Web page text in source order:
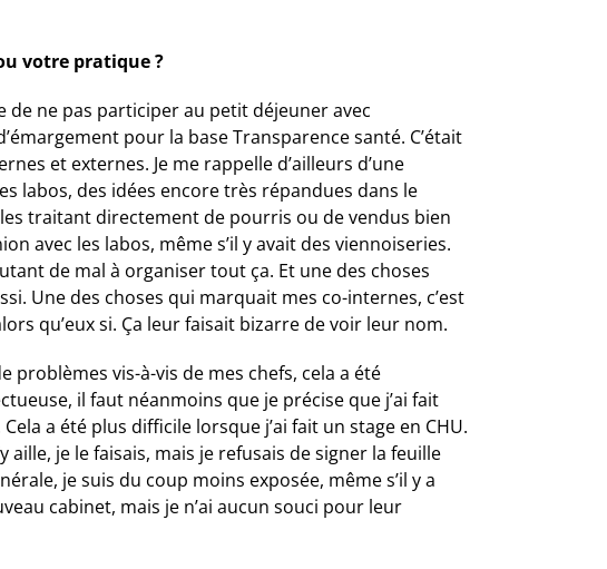
votre pratique ?
de ne pas participer au petit déjeuner avec
pour la base Transparence santé. C’était
et externes. Je me rappelle d’ailleurs d’une
labos, des idées encore très répandues dans le
traitant directement de pourris ou de vendus bien
avec les labos, même s’il y avait des viennoiseries.
de mal à organiser tout ça. Et une des choses
Une des choses qui marquait mes co-internes, c’est
qu’eux si. Ça leur faisait bizarre de voir leur nom.
problèmes vis-à-vis de mes chefs, cela a été
il faut néanmoins que je précise que j’ai fait
a été plus difficile lorsque j’ai fait un stage en CHU.
je le faisais, mais je refusais de signer la feuille
je suis du coup moins exposée, même s’il y a
cabinet, mais je n’ai aucun souci pour leur